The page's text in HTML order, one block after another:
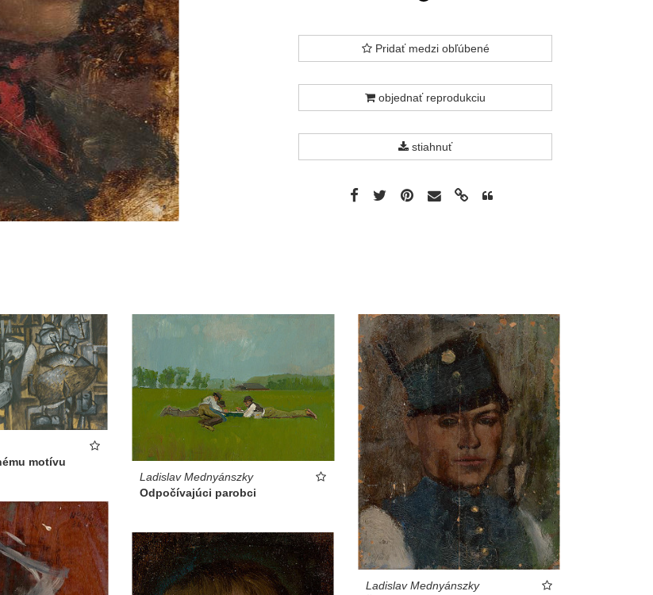
Pridať medzi obľúbené
objednať reprodukciu
stiahnuť
motívu
Ladislav Mednyánszky
Odpočívajúci parobci
Ladislav Mednyánszky